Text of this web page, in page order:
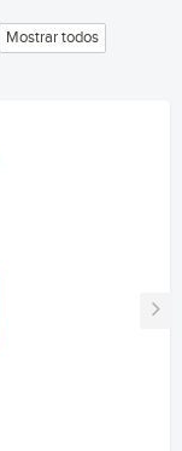
Mostrar todos